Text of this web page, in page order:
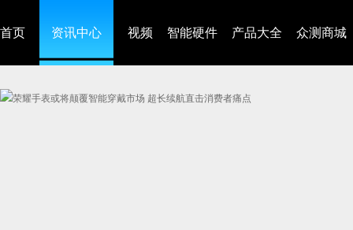
首页 资讯中心 视频 智能硬件 产品大全 众测商城